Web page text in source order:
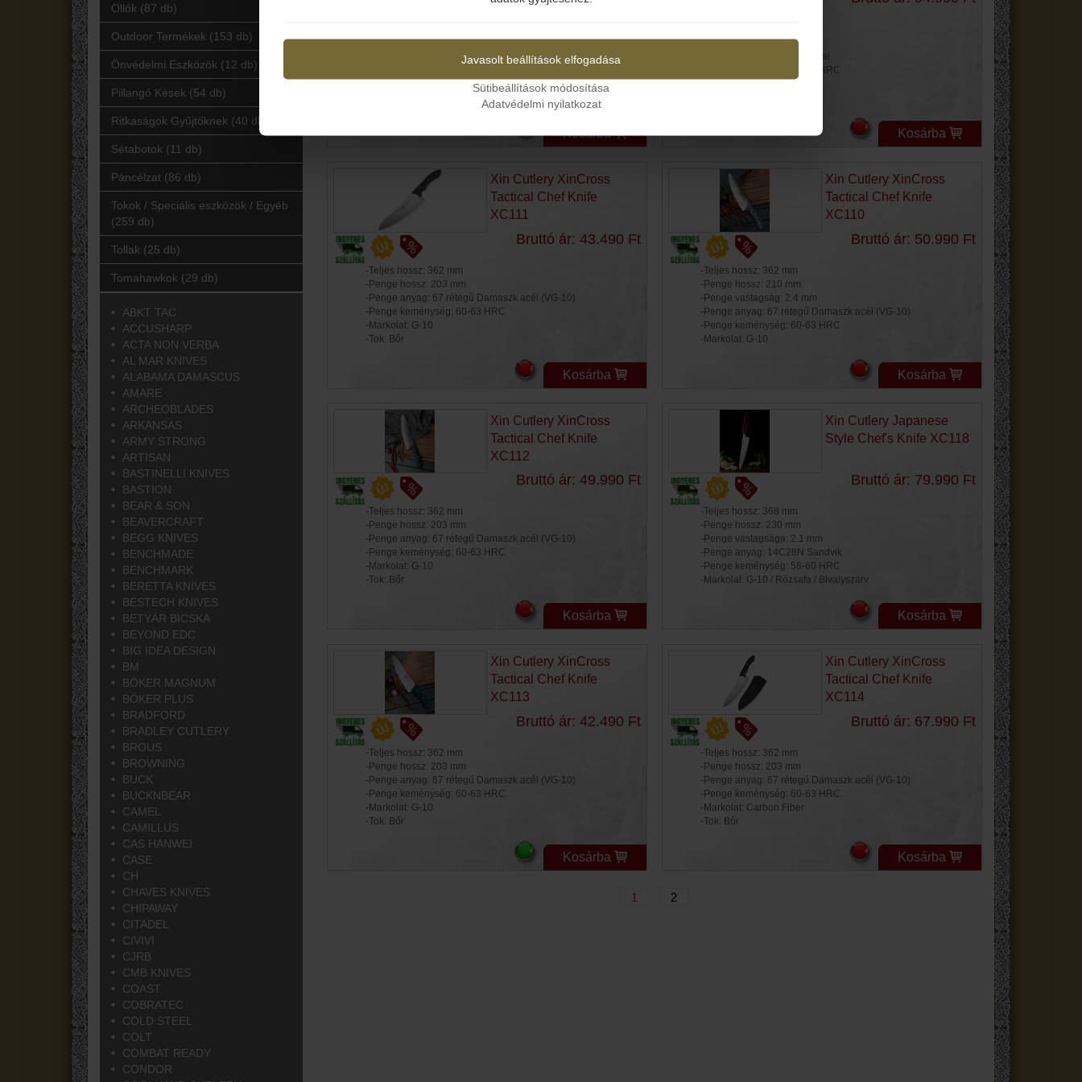
Ollók (87 db)
Outdoor Termékek (153 db)
Önvédelmi Eszközök (12 db)
Pillangó Kések (54 db)
Ritkaságok Gyűjtőknek (40 db)
Sétabotok (11 db)
Páncélzat (86 db)
Tokok / Speciális eszközök / Egyéb
(259 db)
Tollak (25 db)
Tomahawkok (29 db)
ABKT TAC
ACCUSHARP
ACTA NON VERBA
AL MAR KNIVES
ALABAMA DAMASCUS
AMARE
ARCHEOBLADES
ARKANSAS
ARMY STRONG
ARTISAN
BASTINELLI KNIVES
BASTION
BEAR & SON
BEAVERCRAFT
BEGG KNIVES
BENCHMADE
BENCHMARK
BERETTA KNIVES
BESTECH KNIVES
BETYÁR BICSKA
BEYOND EDC
BIG IDEA DESIGN
BM
BÖKER MAGNUM
BÖKER PLUS
BRADFORD
BRADLEY CUTLERY
BROUS
BROWNING
BUCK
BUCKNBEAR
CAMEL
CAMILLUS
CAS HANWEI
CASE
CH
CHAVES KNIVES
CHIPAWAY
CITADEL
CIVIVI
CJRB
CMB KNIVES
COAST
COBRATEC
COLD STEEL
COLT
COMBAT READY
CONDOR
-Penge hossz: 119 mm
-Markolat: Bivaly szarv / rózsa fa
Kosárba
-Penge hossza: 203 mm
-Penge anyag: 440C San Mai
-Penge keménység: 60-62 HRC
Kosárba
Xin Cutlery XinCross
Tactical Chef Knife
XC111
Bruttó ár: 43.490 Ft
-Teljes hossz: 362 mm
-Penge hossz: 203 mm
-Penge anyag: 67 rétegű Damaszk acél (VG-10)
-Penge keménység: 60-63 HRC
-Markolat: G-10
-Tok: Bőr
Kosárba
Xin Cutlery XinCross
Tactical Chef Knife
XC110
Bruttó ár: 50.990 Ft
-Teljes hossz: 362 mm
-Penge hossz: 210 mm
-Penge vastagság: 2.4 mm
-Penge anyag: 67 rétegű Damaszk acél (VG-10)
-Penge keménység: 60-63 HRC
-Markolat: G-10
Kosárba
Xin Cutlery XinCross
Tactical Chef Knife
XC112
Bruttó ár: 49.990 Ft
-Teljes hossz: 362 mm
-Penge hossz: 203 mm
-Penge anyag: 67 rétegű Damaszk acél (VG-10)
-Penge keménység: 60-63 HRC
-Markolat: G-10
-Tok: Bőr
Kosárba
Xin Cutlery Japanese
Style Chef's Knife XC118
Bruttó ár: 79.990 Ft
-Teljes hossz: 368 mm
-Penge hossz: 230 mm
-Penge vastagsága: 2.1 mm
-Penge anyag: 14C28N Sandvik
-Penge keménység: 58-60 HRC
-Markolat: G-10 / Rózsafa / Bivalyszarv
Kosárba
Xin Cutlery XinCross
Tactical Chef Knife
XC113
Bruttó ár: 42.490 Ft
-Teljes hossz: 362 mm
-Penge hossz: 203 mm
-Penge anyag: 67 rétegű Damaszk acél (VG-10)
-Penge keménység: 60-63 HRC
-Markolat: G-10
-Tok: Bőr
Kosárba
Xin Cutlery XinCross
Tactical Chef Knife
XC114
Bruttó ár: 67.990 Ft
-Teljes hossz: 362 mm
-Penge hossz: 203 mm
-Penge anyag: 67 rétegű Damaszk acél (VG-10)
-Penge keménység: 60-63 HRC
-Markolat: Carbon Fiber
-Tok: Bőr
Kosárba
1 2
Javasolt beállítások elfogadása
Sütibeállítások módosítása
Adatvédelmi nyilatkozat